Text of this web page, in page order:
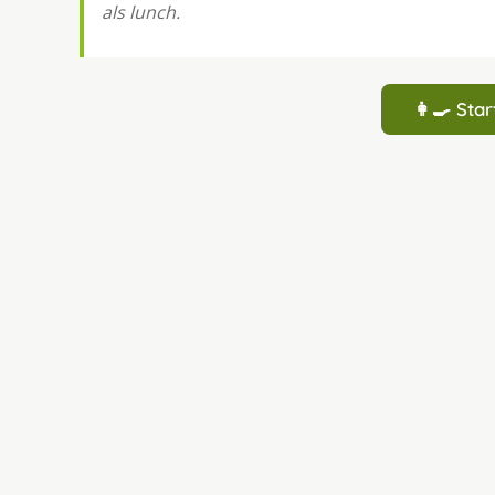
als lunch.
👩‍🍳